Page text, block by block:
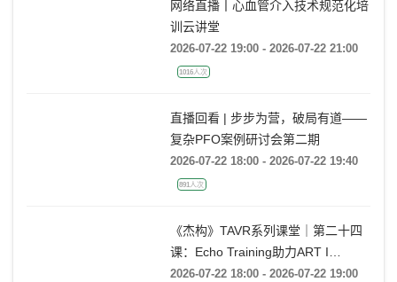
网络直播丨心血管介入技术规范化培
训云讲堂
2026-07-22 19:00 - 2026-07-22 21:00
1016人次
直播回看 | 步步为营，破局有道——
复杂PFO案例研讨会第二期
2026-07-22 18:00 - 2026-07-22 19:40
891人次
《杰构》TAVR系列课堂｜第二十四
课：Echo Training助力ART I
Rebecca T. Hahn教授《主动脉瓣反
2026-07-22 18:00 - 2026-07-22 19:00